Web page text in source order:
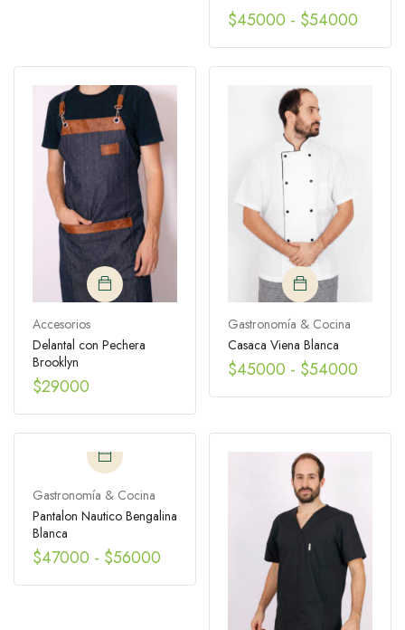
$45000 - $54000
Accesorios
Delantal con Pechera
Brooklyn
$29000
Gastronomía & Cocina
Casaca Viena Blanca
$45000 - $54000
Gastronomía & Cocina
Pantalon Nautico Bengalina
Blanca
$47000 - $56000